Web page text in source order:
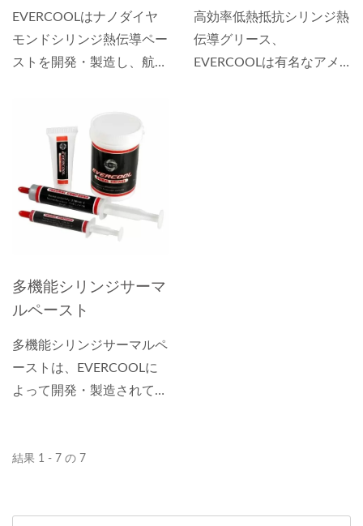
EVERCOOLはナノダイヤ
モンドシリンジ熱伝導ペー
ストを開発・製造し、航空
添加しています。ナノダイ
ヤモンドの微細な分子は隙
間をより効果的に埋める能
力を持ち、チップとラジエ
ーターの熱抵抗を低くし、
上させます。
高効率低熱抵抗シリンジ熱
伝導グリース、
EVERCOOLは有名なアメ
多機能シリンジサーマ
ルペースト
多機能シリンジサーマルペ
ーストは、EVERCOOLに
よって開発・製造されてお
す。
結果 1 - 7 の 7